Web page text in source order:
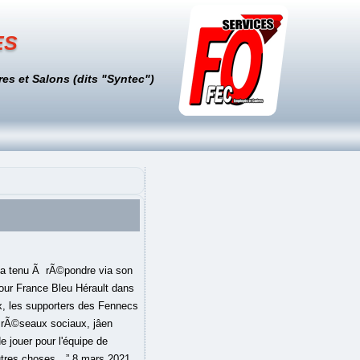
et Salons (dits "Syntec")
des origines algériennes, le numéro 11 pailladin souhaite jouer pour la sélection française s’il en avait l’occasion et non pas pour l’Algérie. La Juventus Ã l'affÃ»t sur Hakan Calhanoglu, FC Barcelone - Real Valladolid : les compositions officielles, Le Borussia Dortmund accorde son bon de sortie Ã Jadon Sancho. Mercato : Téji Savanier ouvre la porte à un départ de Montpellier ! Le milieu de terrain, de Montpellier, rejette l’idÃ©e de porter un jour le maillot de la sÃ©lection algÃ©rienne : Â«Â Je nâai jamais dÃ©clarÃ© que je voulais jouer avec la sÃ©lection algÃ©rienne. 17. Malgré ses bonnes performances avec Montpellier, Téji Savanier assure qu'il ne « pense pas du tout » à l'équipe de France, même si « c'est un rêve » pour lui. La question d'une éventuelle sélection lui a ainsi été soumise. Invité de l’émission 100% Paillade sur France Bleu Hérault, le coéquipier d’Andy Delort à Montpllier dira à ce sujet : «Je peux être aussi avec l'Algérie, parce que j'ai un grand-père qui est né an Algérie. 7 - Téji Savanier a converti chacun de ses 7 penalties en Ligue 1 (4 avec Nîmes, 3 avec Montpellier). Il est aussi fier, fier d’être montpelliérain et de ses origines gitanes. Real Madrid - Liverpool : que devient Loris Karius ? Invité par France Bleu Hérault lundi dernier, Téji Savanier avait évoqué son rapport à lâAlgérie : ... Je souhaitais juste rendre hommage à mon grand-père né en Algérie. Mercato : Téji Savanier ouvre la porte à un départ de Montpellier ! NaÃ¯vement, je ne pensais pas subir une telle dÃ©sinformation. Téji Savanier, le maître à jouer de Montpellier. La question d’une éventuelle sélection lui a ainsi été soumise. RÃ©cemment invitÃ© sur France Bleu HÃ©rault, TÃ©ji Savanier (29 ans) avait Ã©voquÃ© ses rÃªves internationaux. Oui, jâassume vouloir ne pas brÃ»ler les Ã©tapes et penser essentiellement Ã mon club, le Montpellier HÃ©rault Sport Club, Ã mes performances sportives. MU, EdF : examens rassurants pour Anthony Martial, Ligue des Champions : la menace Erlin